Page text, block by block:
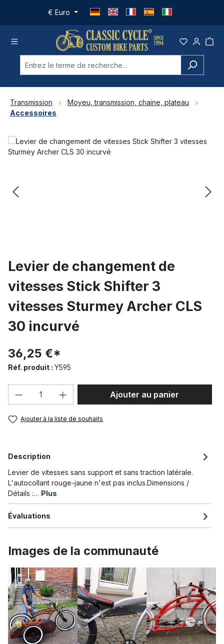
Passer au contenu principal
€ Euro
Transmission
Moyeu, transmission, chaine, plateau
Accessoires
Ignorer la galerie d'images
Levier de changement de
vitesses Stick Shifter 3
vitesses Sturmey Archer CLS
30 incurvé
36,25 €*
Réf. produit : Y595
Quantité de produit : Entrez la
Ajouter au panier
Ajouter à la liste de souhaits
Description
Levier de vitesses sans support et sans traction latérale.
L'autocollant rouge-jaune n'est pas inclus.Dimensions /
Détails :… Plus
Évaluations
Images de la communauté